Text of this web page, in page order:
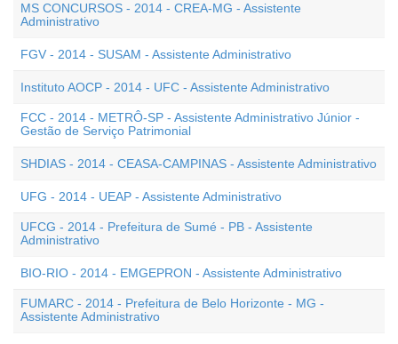
MS CONCURSOS - 2014 - CREA-MG - Assistente
Administrativo
FGV - 2014 - SUSAM - Assistente Administrativo
Instituto AOCP - 2014 - UFC - Assistente Administrativo
FCC - 2014 - METRÔ-SP - Assistente Administrativo Júnior -
Gestão de Serviço Patrimonial
SHDIAS - 2014 - CEASA-CAMPINAS - Assistente Administrativo
UFG - 2014 - UEAP - Assistente Administrativo
UFCG - 2014 - Prefeitura de Sumé - PB - Assistente
Administrativo
BIO-RIO - 2014 - EMGEPRON - Assistente Administrativo
FUMARC - 2014 - Prefeitura de Belo Horizonte - MG -
Assistente Administrativo